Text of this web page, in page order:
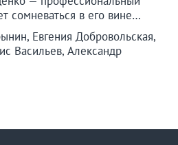
сомневаться в его вине…
Евгения Добровольская,
Васильев, Александр